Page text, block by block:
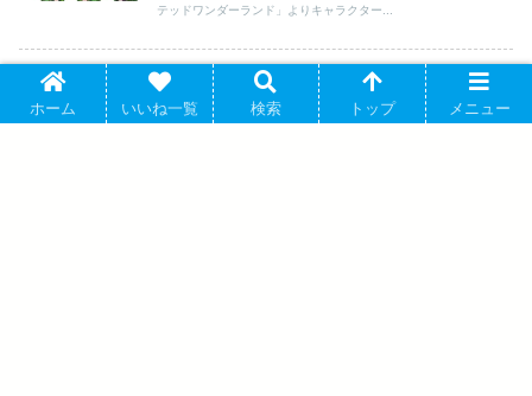
テッドワンダーランド」よりキャラクター...
ツイステ
ツイステ ザ アニメーション アクリルヘアクリップ/アズ
ール・アーシェングロット アニメイトで 2026/01/16 発
売
ホーム いいね一覧 検索 トップ メニュー